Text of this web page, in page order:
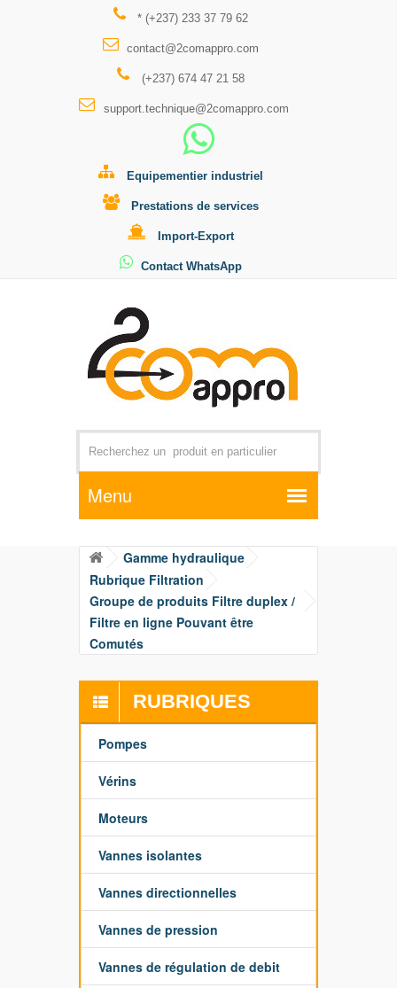
* (+237) 233 37 79 62
contact@2comappro.com
(+237) 674 47 21 58
support.technique@2comappro.com
Equipementier industriel
Prestations de services
Import-Export
Contact WhatsApp
Par exemple +distributeur +CD01
Gamme hydraulique
Rubrique Filtration
Groupe de produits Filtre duplex /
Filtre en ligne Pouvant être
Comutés
RUBRIQUES
Pompes
Vérins
Moteurs
Vannes isolantes
Vannes directionnelles
Vannes de pression
Vannes de régulation de debit